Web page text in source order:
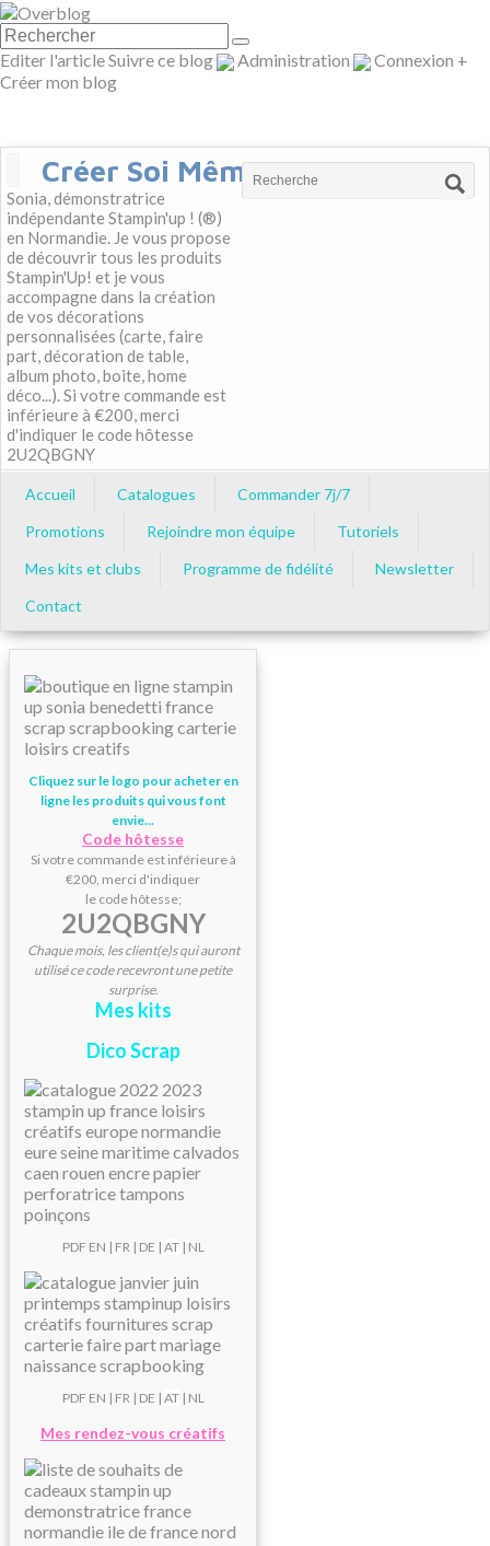
Editer l'articleSuivre ce blog Administration Connexion +
Créer mon blog
Créer Soi Même
Sonia, démonstratrice
indépendante Stampin'up ! (®)
en Normandie. Je vous propose
de découvrir tous les produits
Stampin'Up! et je vous
accompagne dans la création
de vos décorations
personnalisées (carte, faire
part, décoration de table,
album photo, boite, home
déco...). Si votre commande est
inférieure à €200, merci
d'indiquer le code hôtesse
2U2QBGNY
Accueil Catalogues
Commander 7j/7
Promotions
Rejoindre mon équipe
Tutoriels
Mes kits et clubs
Programme de fidélité
Newsletter
Contact
Cliquez sur le logo pour acheter en
ligne les produits qui vous font
envie...
Code hôtesse
Si votre commande est inférieure à
€200, merci d'indiquer
le code hôtesse;
2U2QBGNY
Chaque mois, les client(e)s qui auront
utilisé ce code recevront une petite
surprise.
Mes kits
Dico Scrap
PDF EN | FR| DE | AT| NL
PDF EN | FR| DE | AT| NL
Mes rendez-vous créatifs